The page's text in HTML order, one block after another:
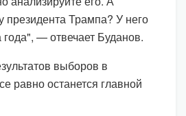
президента Трампа? У него
— отвечает Буданов.
выборов в
равно останется главной